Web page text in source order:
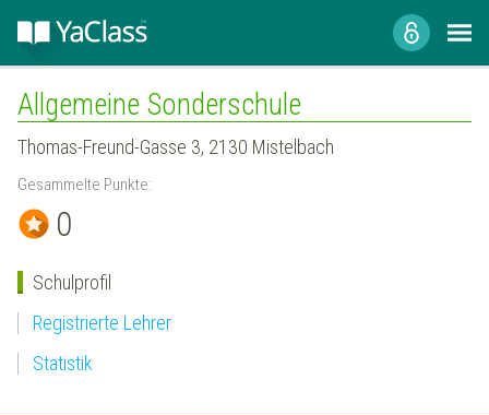
Allgemeine Sonderschule
Thomas-Freund-Gasse 3, 2130 Mistelbach
Gesammelte Punkte:
0
Schulprofil
Registrierte Lehrer
Statistik